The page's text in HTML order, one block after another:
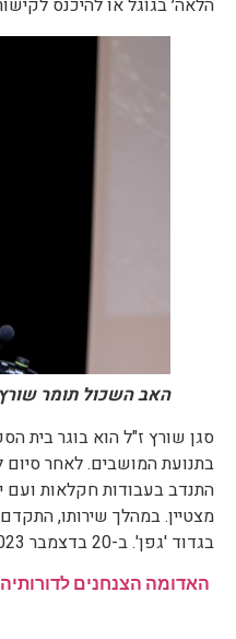
הלאה׳ בגוגל או להיכנס
האב השכול תומר
סגן שורץ ז"ל הוא בוגר בית
בתנועת המושבים. לאחר סיום
התנדב בעבודות חקלאות ועם
מצטיין. במהלך שירותו,
בגדוד 'גפן'. ב-20 בדצמבר 2023 נפל בקרב בג'באליה והוא בן 21.
האדומה הצנחנים